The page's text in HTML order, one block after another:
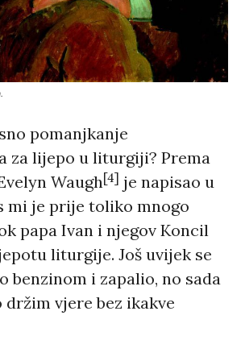
pomanjkanje
za lijepo u liturgiji? Prema
Waugh[4] je napisao u
mi je prije toliko mnogo
papa Ivan i njegov Koncil
liturgije. Još uvijek se
benzinom i zapalio, no sada
držim vjere bez ikakve